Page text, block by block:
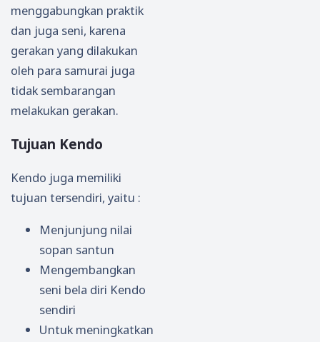
menggabungkan praktik
dan juga seni, karena
gerakan yang dilakukan
oleh para samurai juga
tidak sembarangan
melakukan gerakan.
Tujuan Kendo
Kendo juga memiliki
tujuan tersendiri, yaitu :
Menjunjung nilai
sopan santun
Mengembangkan
seni bela diri Kendo
sendiri
Untuk meningkatkan